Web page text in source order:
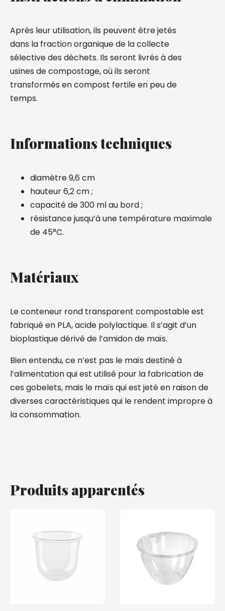
Après leur utilisation, ils peuvent être jetés
dans la fraction organique de la collecte
sélective des déchets. Ils seront livrés à des
usines de compostage, où ils seront
transformés en compost fertile en peu de
temps.
Informations techniques
diamètre 9,6 cm
hauteur 6,2 cm ;
capacité de 300 ml au bord ;
résistance jusqu’à une température maximale
de 45°C.
Matériaux
Le conteneur rond transparent compostable est
fabriqué en PLA, acide polylactique. Il s’agit d’un
bioplastique dérivé de l’amidon de maïs.
Bien entendu, ce n’est pas le maïs destiné à
l’alimentation qui est utilisé pour la fabrication de
ces gobelets, mais le maïs qui est jeté en raison de
diverses caractéristiques qui le rendent impropre à
la consommation.
Produits apparentés